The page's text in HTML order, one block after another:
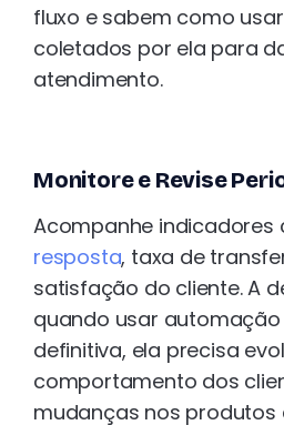
fluxo e sabem como
coletados por ela para
atendimento.
Monitore e Revise
Acompanhe indicadores
resposta, taxa de
satisfação do cliente. A
quando usar
definitiva, ela precisa
comportamento dos
mudanças nos produtos